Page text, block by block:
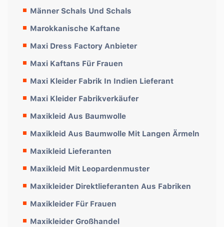
Männer Schals Und Schals
Marokkanische Kaftane
Maxi Dress Factory Anbieter
Maxi Kaftans Für Frauen
Maxi Kleider Fabrik In Indien Lieferant
Maxi Kleider Fabrikverkäufer
Maxikleid Aus Baumwolle
Maxikleid Aus Baumwolle Mit Langen Ärmeln
Maxikleid Lieferanten
Maxikleid Mit Leopardenmuster
Maxikleider Direktlieferanten Aus Fabriken
Maxikleider Für Frauen
Maxikleider Großhandel